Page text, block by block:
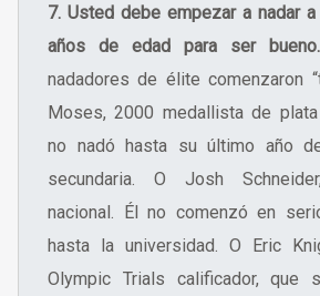
7. Usted debe empezar a nadar
años de edad para ser bueno.
nadadores de élite comenzaron
Moses, 2000 medallista de
no nadó hasta su último año
secundaria. O Josh
nacional. Él no comenzó en
hasta la universidad. O Eric
Olympic Trials calificador, que